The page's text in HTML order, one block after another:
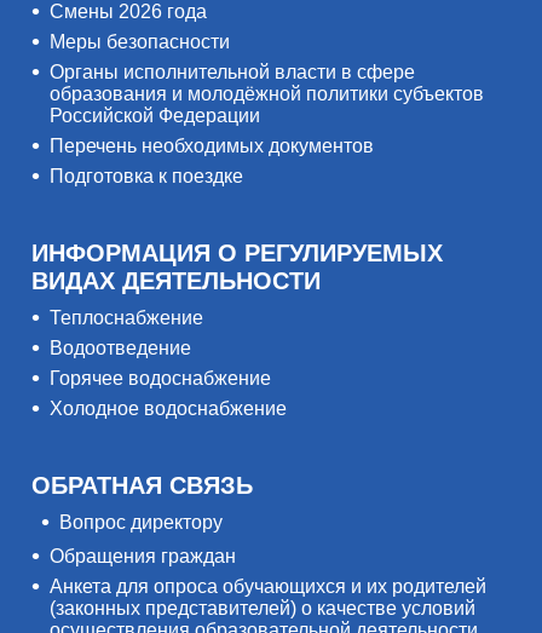
Смены 2026 года
Меры безопасности
Органы исполнительной власти в сфере
образования и молодёжной политики субъектов
Российской Федерации
Перечень необходимых документов
Подготовка к поездке
ИНФОРМАЦИЯ О РЕГУЛИРУЕМЫХ
ВИДАХ ДЕЯТЕЛЬНОСТИ
Теплоснабжение
Водоотведение
Горячее водоснабжение
Холодное водоснабжение
ОБРАТНАЯ СВЯЗЬ
Вопрос директору
Обращения граждан
Анкета для опроса обучающихся и их родителей
(законных представителей) о качестве условий